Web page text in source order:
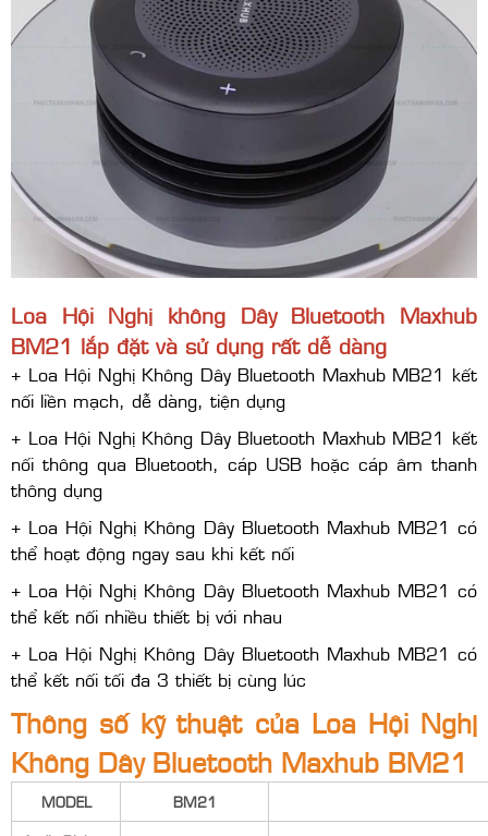
Loa Hội Nghị không Dây Bluetooth Maxhub
BM21 lắp đặt và sử dụng rất dễ dàng
+ Loa Hội Nghị Không Dây Bluetooth Maxhub MB21 kết
nối liền mạch, dễ dàng, tiện dụng
+ Loa Hội Nghị Không Dây Bluetooth Maxhub MB21 kết
nối thông qua Bluetooth, cáp USB hoặc cáp âm thanh
thông dụng
+ Loa Hội Nghị Không Dây Bluetooth Maxhub MB21 có
thể hoạt động ngay sau khi kết nối
+ Loa Hội Nghị Không Dây Bluetooth Maxhub MB21 có
thể kết nối nhiều thiết bị với nhau
+ Loa Hội Nghị Không Dây Bluetooth Maxhub MB21 có
thể kết nối tối đa 3 thiết bị cùng lúc
Thông số kỹ thuật của Loa Hội Nghị
Không Dây Bluetooth Maxhub BM21
MODEL
BM21